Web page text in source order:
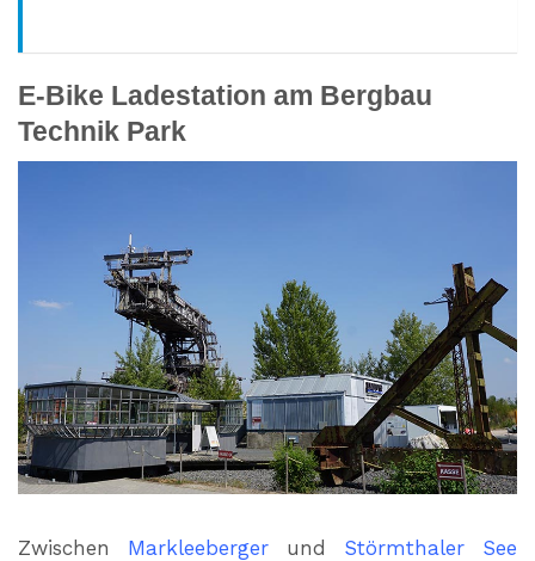
E-Bike Ladestation am Bergbau
Technik Park
Zwischen Markleeberger und Störmthaler See